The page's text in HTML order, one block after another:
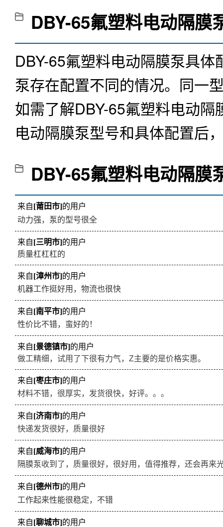
DBY-65氟塑料电动隔膜
DBY-65氟塑料电动隔膜泵具
泵存在配置不同的情况。同一
如需了解DBY-65氟塑料电动隔
电动隔膜泵型号和具体配置后
DBY-65氟塑料电动隔膜
来自[莆田市]的用户
动力强，泵的型号很全
来自[三明市]的用户
质量杠杠杠的
来自[漳州市]的用户
机器工作挺好用，物流也很快
来自[南平市]的用户
性价比不错，蛮好的！
来自[景德镇市]的用户
做工精细，试用了下很有力气，Z主要的是价格实惠。
来自[枣庄市]的用户
材料不错，很厚实，发货很快，好评。。。
来自[济南市]的用户
快递发货很好，质量很好
来自[威海市]的用户
隔膜泵收到了，质量很好，很好用，值得推荐，还会再来
来自[德州市]的用户
工作起来性能很稳定，不错
来自[聊城市]的用户